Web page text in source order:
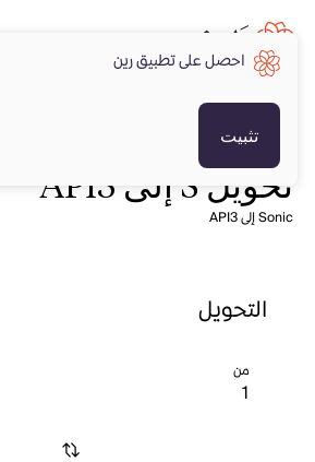
تحويل S إلى API3
Sonic إلى API3
التحويل
من
احصل على تطبيق رين
تثبيت